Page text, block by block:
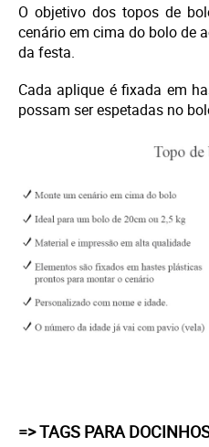
O objetivo dos topos de
cenário em cima do bolo de
da festa.
Cada aplique é fixada em
possam ser espetadas no
=> TAGS PARA